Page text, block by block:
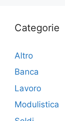
Categorie
Altro
Banca
Lavoro
Modulistica